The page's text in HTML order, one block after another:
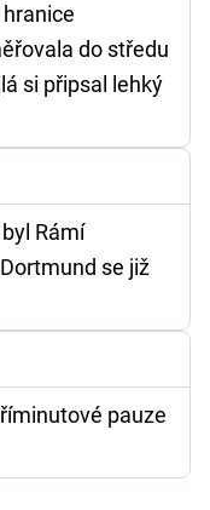
do středu
si připsal lehký
Rámí
se již
pauze